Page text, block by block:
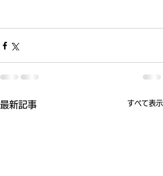
最新記事 すべて表示